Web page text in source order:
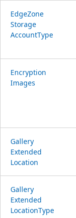
EdgeZone
Storage
AccountType
Encryption
Images
Gallery
Extended
Location
Gallery
Extended
LocationType